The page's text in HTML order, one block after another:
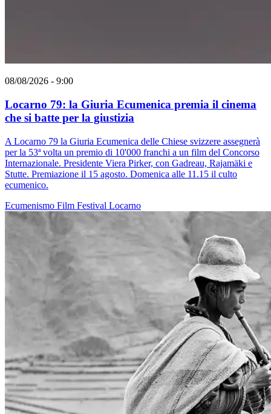
08/08/2026 - 9:00
Locarno 79: la Giuria Ecumenica premia il cinema
che si batte per la giustizia
A Locarno 79 la Giuria Ecumenica delle Chiese svizzere assegnerà
per la 53ª volta un premio di 10'000 franchi a un film del Concorso
Internazionale. Presidente Viera Pirker, con Gadreau, Rajamäki e
Stutte. Premiazione il 15 agosto. Domenica alle 11.15 il culto
ecumenico.
Ecumenismo Film Festival Locarno